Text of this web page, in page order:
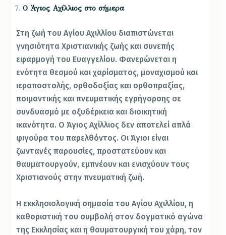
Ο Άγιος Αχίλλιος στο σήμερα
Στη ζωή του Αγίου Αχιλλίου διαπιστώνεται
γνησιότητα Χριστιανικής ζωής και συνεπής
εφαρμογή του Ευαγγελίου. Φανερώνεται η
ενότητα θεσμού και χαρίσματος, μοναχισμού και
ιεραποστολής, ορθοδοξίας και ορθοπραξίας,
ποιμαντικής και πνευματικής εγρήγορσης σε
συνδυασμό με οξυδέρκεια και διοικητική
ικανότητα. Ο Άγιος Αχίλλιος δεν αποτελεί απλά
φιγούρα του παρελθόντος. Οι Άγιοι είναι
ζωντανές παρουσίες, προστατεύουν και
θαυματουργούν, εμπνέουν και ενισχύουν τους
Χριστιανούς στην πνευματική ζωή.
Η εκκλησιολογική σημασία του Αγίου Αχιλλίου, η
καθοριστική του συμβολή στον δογματικό αγώνα
της Εκκλησίας και η θαυματουργική του χάρη, τον